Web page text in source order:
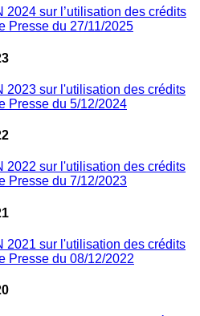
2024 sur l’utilisation des crédits
Presse du 27/11/2025
2023 sur l'utilisation des crédits
Presse du 5/12/2024
2022 sur l'utilisation des crédits
Presse du 7/12/2023
2021 sur l'utilisation des crédits
Presse du 08/12/2022